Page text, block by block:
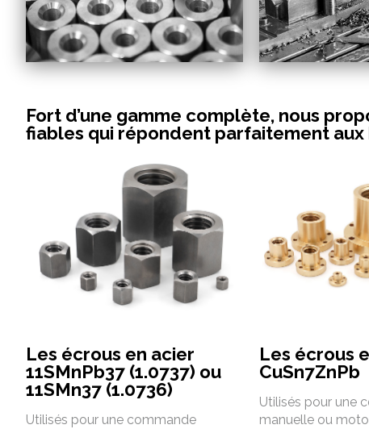
Fort d’une gamme complète, nous
fiables qui répondent parfaitement aux
Les écrous en acier
11SMnPb37 (1.0737) ou
11SMn37 (1.0736)
Utilisés pour une commande
Les écrous
CuSn7ZnPb
Utilisés pour une
manuelle ou